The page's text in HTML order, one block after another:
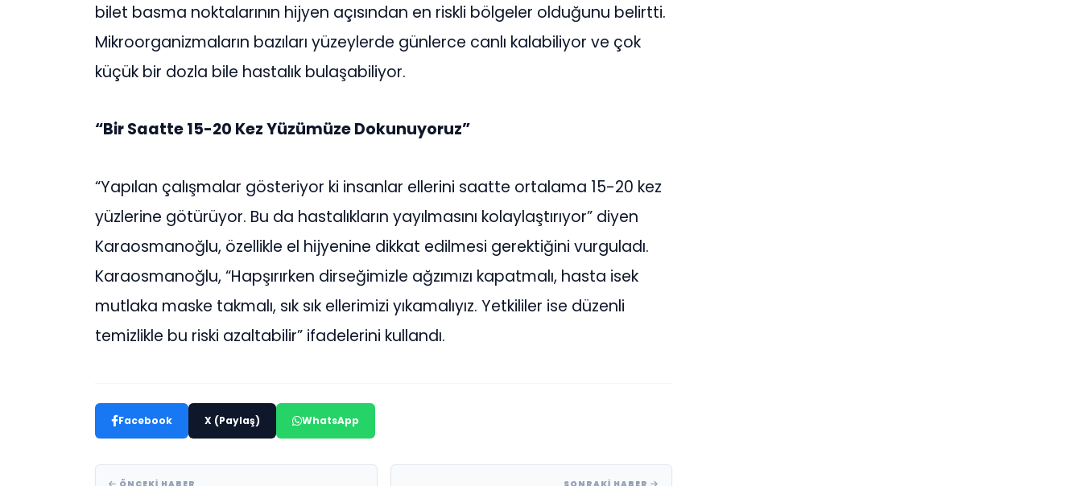
bilet basma noktalarının hijyen açısından en riskli bölgeler olduğunu belirtti.
Mikroorganizmaların bazıları yüzeylerde günlerce canlı kalabiliyor ve çok
küçük bir dozla bile hastalık bulaşabiliyor.
“Bir Saatte 15-20 Kez Yüzümüze Dokunuyoruz”
“Yapılan çalışmalar gösteriyor ki insanlar ellerini saatte ortalama 15-20 kez
yüzlerine götürüyor. Bu da hastalıkların yayılmasını kolaylaştırıyor” diyen
Karaosmanoğlu, özellikle el hijyenine dikkat edilmesi gerektiğini vurguladı.
Karaosmanoğlu, “Hapşırırken dirseğimizle ağzımızı kapatmalı, hasta isek
mutlaka maske takmalı, sık sık ellerimizi yıkamalıyız. Yetkililer ise düzenli
temizlikle bu riski azaltabilir” ifadelerini kullandı.
Facebook X (Paylaş) WhatsApp